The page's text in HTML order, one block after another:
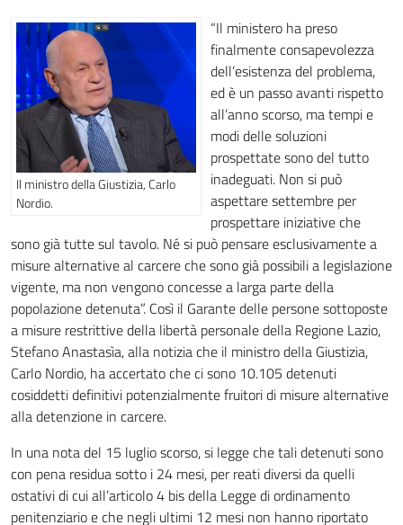
Il ministro della Giustizia, Carlo
Nordio.
“Il ministero ha preso
finalmente consapevolezza
dell’esistenza del problema,
ed è un passo avanti rispetto
all’anno scorso, ma tempi e
modi delle soluzioni
prospettate sono del tutto
inadeguati. Non si può
aspettare settembre per
prospettare iniziative che
sono già tutte sul tavolo. Né si può pensare esclusivamente a
misure alternative al carcere che sono già possibili a legislazione
vigente, ma non vengono concesse a larga parte della
popolazione detenuta”. Così il Garante delle persone sottoposte
a misure restrittive della libertà personale della Regione Lazio,
Stefano Anastasìa, alla notizia che il ministro della Giustizia,
Carlo Nordio, ha accertato che ci sono 10.105 detenuti
cosiddetti definitivi potenzialmente fruitori di misure alternative
alla detenzione in carcere.
In una nota del 15 luglio scorso, si legge che tali detenuti sono
con pena residua sotto i 24 mesi, per reati diversi da quelli
ostativi di cui all’articolo 4 bis della Legge di ordinamento
penitenziario e che negli ultimi 12 mesi non hanno riportato